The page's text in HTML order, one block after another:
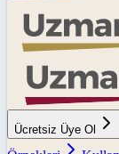
Ücretsiz Üye Ol